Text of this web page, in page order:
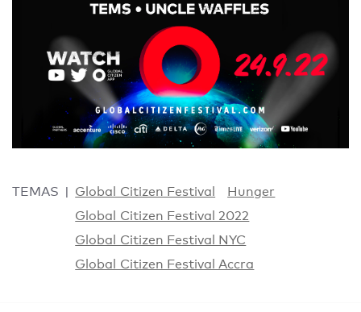
TEMAS Global Citizen Festival
Hunger
Global Citizen Festival 2022
Global Citizen Festival NYC
Global Citizen Festival Accra